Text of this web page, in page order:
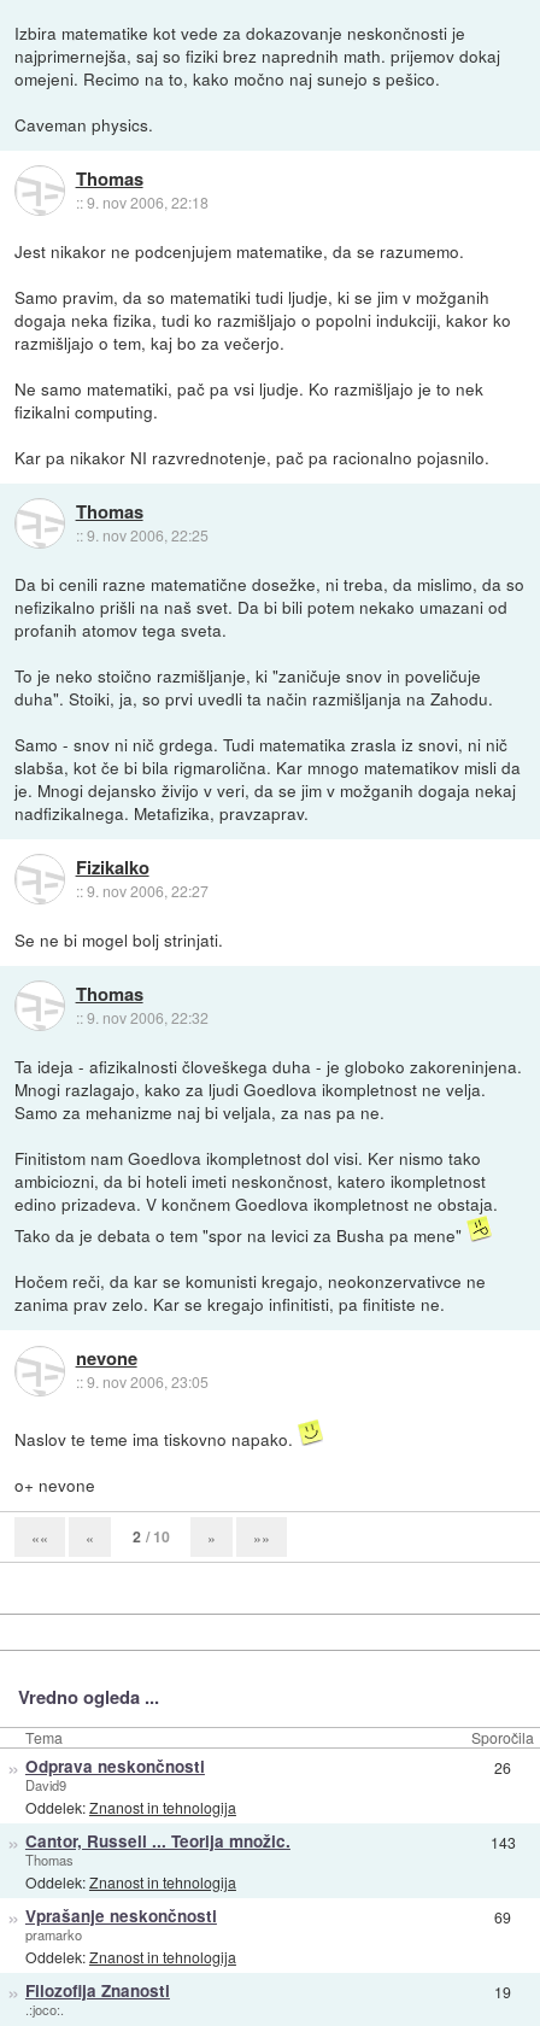
Izbira matematike kot vede za dokazovanje neskončnosti je
najprimernejša, saj so fiziki brez naprednih math. prijemov dokaj
omejeni. Recimo na to, kako močno naj sunejo s pešico.
Caveman physics.
Thomas
::9. nov 2006, 22:18
Jest nikakor ne podcenjujem matematike, da se razumemo.
Samo pravim, da so matematiki tudi ljudje, ki se jim v možganih
dogaja neka fizika, tudi ko razmišljajo o popolni indukciji, kakor ko
razmišljajo o tem, kaj bo za večerjo.
Ne samo matematiki, pač pa vsi ljudje. Ko razmišljajo je to nek
fizikalni computing.
Kar pa nikakor NI razvrednotenje, pač pa racionalno pojasnilo.
Thomas
::9. nov 2006, 22:25
Da bi cenili razne matematične dosežke, ni treba, da mislimo, da so
nefizikalno prišli na naš svet. Da bi bili potem nekako umazani od
profanih atomov tega sveta.
To je neko stoično razmišljanje, ki "zaničuje snov in poveličuje
duha". Stoiki, ja, so prvi uvedli ta način razmišljanja na Zahodu.
Samo - snov ni nič grdega. Tudi matematika zrasla iz snovi, ni nič
slabša, kot če bi bila rigmarolična. Kar mnogo matematikov misli da
je. Mnogi dejansko živijo v veri, da se jim v možganih dogaja nekaj
nadfizikalnega. Metafizika, pravzaprav.
Fizikalko
::9. nov 2006, 22:27
Se ne bi mogel bolj strinjati.
Thomas
::9. nov 2006, 22:32
Ta ideja - afizikalnosti človeškega duha - je globoko zakoreninjena.
Mnogi razlagajo, kako za ljudi Goedlova ikompletnost ne velja.
Samo za mehanizme naj bi veljala, za nas pa ne.
Finitistom nam Goedlova ikompletnost dol visi. Ker nismo tako
ambiciozni, da bi hoteli imeti neskončnost, katero ikompletnost
edino prizadeva. V končnem Goedlova ikompletnost ne obstaja.
Tako da je debata o tem "spor na levici za Busha pa mene"
Hočem reči, da kar se komunisti kregajo, neokonzervativce ne
zanima prav zelo. Kar se kregajo infinitisti, pa finitiste ne.
nevone
::9. nov 2006, 23:05
Naslov te teme ima tiskovno napako.
o+ nevone
«« « 2 / 10 » »»
Vredno ogleda ...
Tema Sporočila
» Odprava neskončnosti
David9
Oddelek:Znanost in tehnologija
26
» Cantor, Russell ... Teorija množic.
Thomas
Oddelek:Znanost in tehnologija
143
» Vprašanje neskončnosti
pramarko
Oddelek:Znanost in tehnologija
69
» Filozofija Znanosti
.:joco:.
19